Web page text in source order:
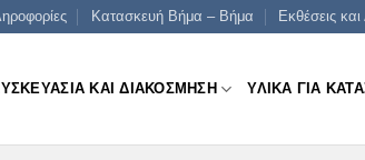
Κατασκευή Βήμα – Βήμα Εκθέσεις
ΚΑΙ ΔΙΑΚΟΣΜΗΣΗ ΥΛΙΚΑ ΓΙΑ